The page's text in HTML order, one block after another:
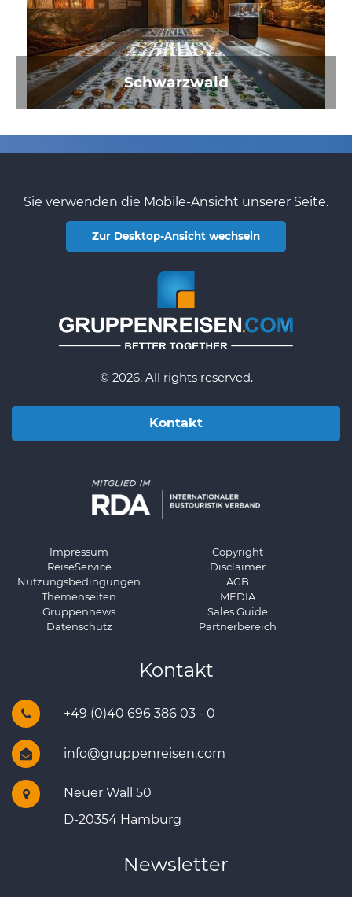
Schwarzwald
Sie verwenden die Mobile-Ansicht unserer Seite.
Zur Desktop-Ansicht wechseln
© 2026. All rights reserved.
Kontakt
Impressum
ReiseService
Nutzungsbedingungen
Themenseiten
Gruppennews
Datenschutz
Copyright
Disclaimer
AGB
MEDIA
Sales Guide
Partnerbereich
Kontakt
+49 (0)40 696 386 03 - 0
info@gruppenreisen.com
Neuer Wall 50
D-20354 Hamburg
Newsletter